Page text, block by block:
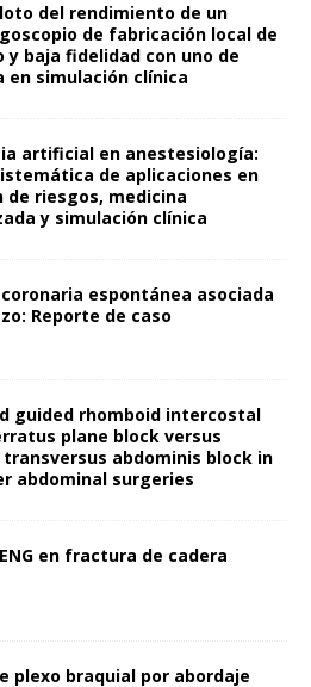
del rendimiento de un
de fabricación local de
y baja fidelidad con uno de
en simulación clínica
artificial en anestesiología:
de aplicaciones en
de riesgos, medicina
y simulación clínica
espontánea asociada
Reporte de caso
guided rhomboid intercostal
plane block versus
abdominis block in
abdominal surgeries
en fractura de cadera
plexo braquial por abordaje